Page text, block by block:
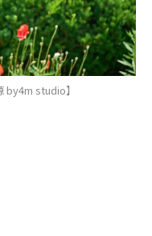
by4m studio】